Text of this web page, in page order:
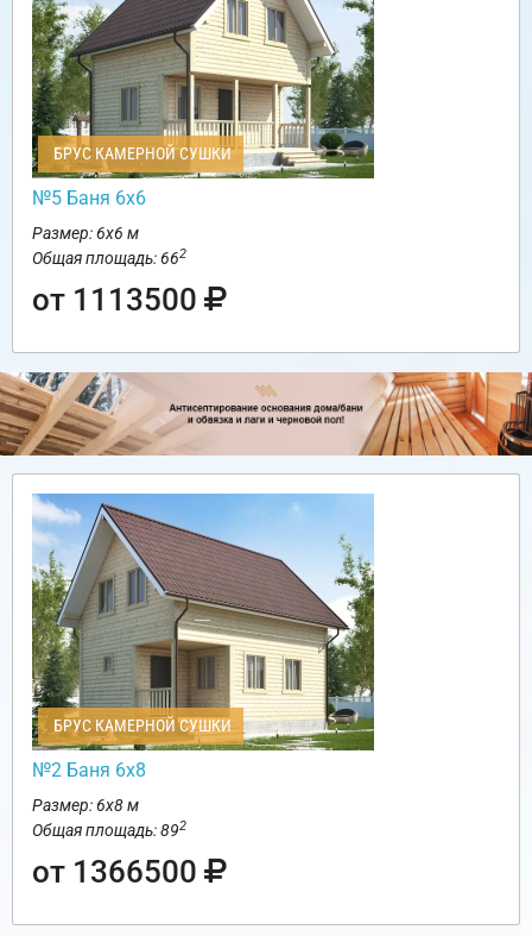
БРУС КАМЕРНОЙ СУШКИ
№5 Баня 6х6
Размер: 6х6 м
Общая площадь: 662
от 1113500
БРУС КАМЕРНОЙ СУШКИ
№2 Баня 6х8
Размер: 6х8 м
Общая площадь: 892
от 1366500